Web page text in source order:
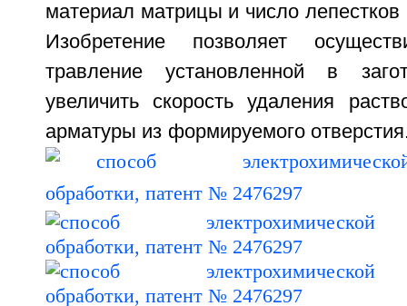
материал матрицы и число лепестков
Изобретение позволяет
травление установленной в
увеличить скорость удаления
арматуры из формируемого